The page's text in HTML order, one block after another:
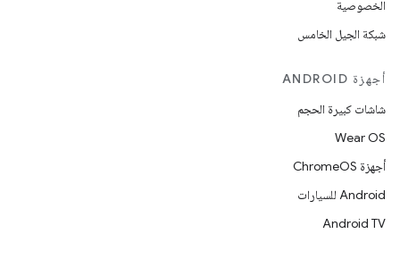
الخصوصية
شبكة الجيل الخامس
أجهزة ANDROID
شاشات كبيرة الحجم
Wear OS
أجهزة ChromeOS
Android للسيارات
Android TV